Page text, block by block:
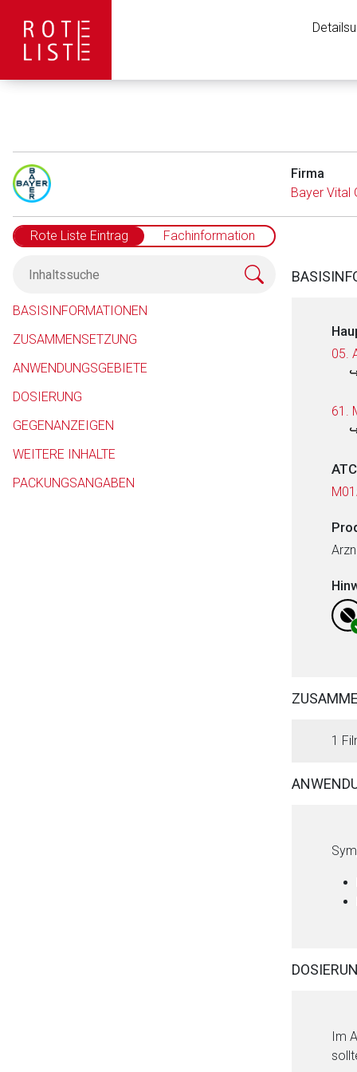
Firma
Bayer Vital
Rote Liste Eintrag Fachinformation
BASISINFORMATIONEN
ZUSAMMENSETZUNG
ANWENDUNGSGEBIETE
DOSIERUNG
GEGENANZEIGEN
WEITERE INHALTE
PACKUNGSANGABEN
05.
61.
ATC
1
Im
Der von Ihnen